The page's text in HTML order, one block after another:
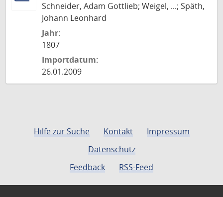
Schneider, Adam Gottlieb; Weigel, ...; Späth,
Johann Leonhard
Jahr:
1807
Importdatum:
26.01.2009
Hilfe zur Suche Kontakt
Impressum
Datenschutz
Feedback
RSS-Feed